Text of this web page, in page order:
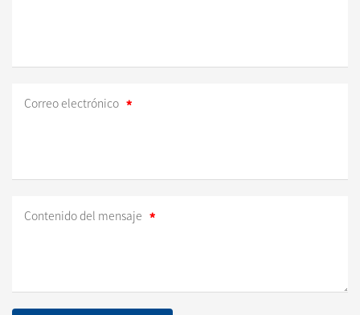
Correo electrónico
Contenido del mensaje